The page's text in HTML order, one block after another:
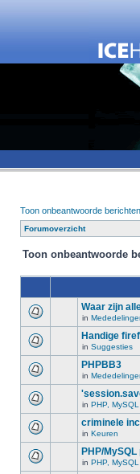
Toon onbeantwoorde berichten
Forumoverzicht
Toon onbeantwoorde
Waar zijn
in
Handige
in Suggesties
PHPBB3
in
in PHP,
criminele
in Keuren
PHP/
in PHP,